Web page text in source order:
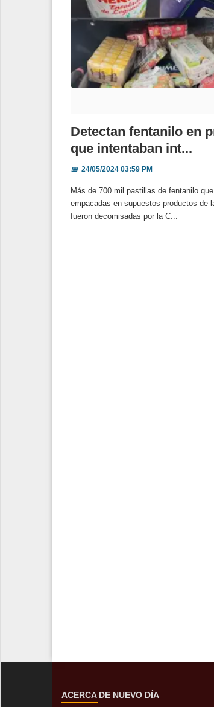
Detectan fentanilo en
que intentaban int...
📅24/05/2024 03:59 PM
Más de 700 mil pastillas de fentanilo
empacadas en supuestos productos de
fueron decomisadas por la C...
ACERCA DE NUEVO DÍA